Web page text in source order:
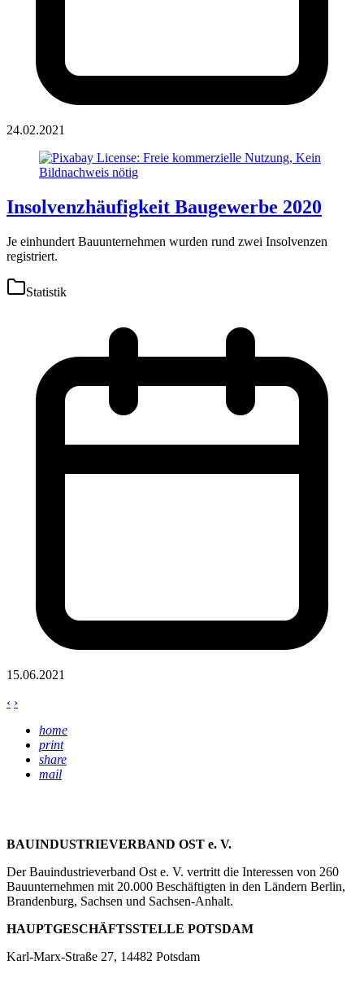
24.02.2021
Insolvenzhäufigkeit Baugewerbe 2020
Je einhundert Bauunternehmen wurden rund zwei Insolvenzen
registriert.
Statistik
15.06.2021
‹ ›
home
print
share
mail
BAUINDUSTRIEVERBAND OST e. V.
Der Bauindustrieverband Ost e. V. vertritt die Interessen von 260
Bauunternehmen mit 20.000 Beschäftigten in den Ländern Berlin,
Brandenburg, Sachsen und Sachsen-Anhalt.
HAUPTGESCHÄFTSSTELLE POTSDAM
Karl-Marx-Straße 27, 14482 Potsdam